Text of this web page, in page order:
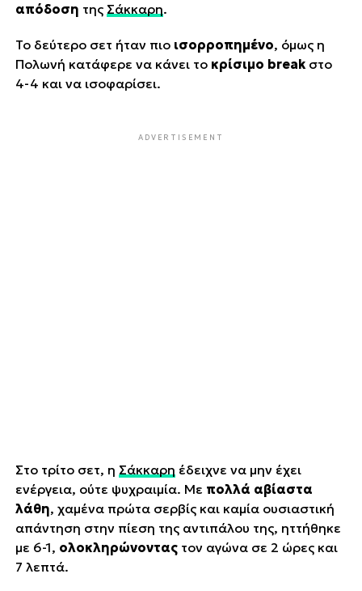
απόδοση της Σάκκαρη.
Το δεύτερο σετ ήταν πιο ισορροπημένο, όμως η
Πολωνή κατάφερε να κάνει το κρίσιμο break στο
4-4 και να ισοφαρίσει.
ADVERTISEMENT
Στο τρίτο σετ, η Σάκκαρη έδειχνε να μην έχει
ενέργεια, ούτε ψυχραιμία. Με πολλά αβίαστα
λάθη, χαμένα πρώτα σερβίς και καμία ουσιαστική
απάντηση στην πίεση της αντιπάλου της, ηττήθηκε
με 6-1, ολοκληρώνονταςτον αγώνα σε 2 ώρες και
7 λεπτά.